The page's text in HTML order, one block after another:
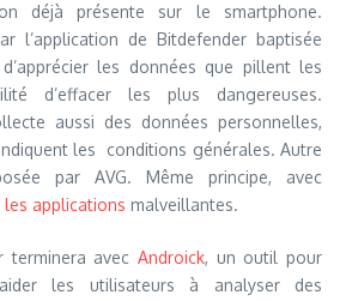
déjà présente sur le smartphone.
l’application de Bitdefender baptisée
les données que pillent les
d’effacer les plus dangereuses.
aussi des données personnelles,
les conditions générales. Autre
par AVG. Même principe, avec
les applications malveillantes.
terminera avec Androick, un outil pour
les utilisateurs à analyser des